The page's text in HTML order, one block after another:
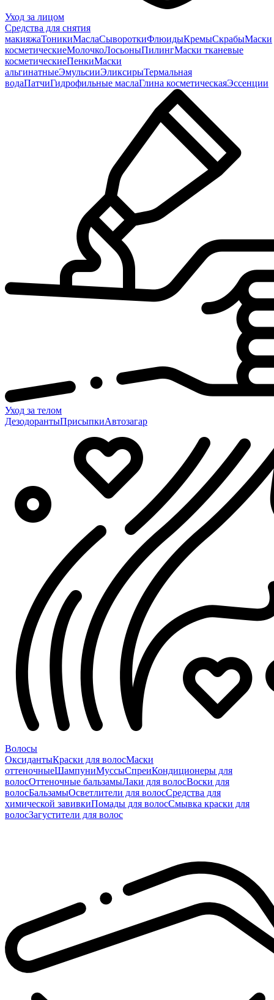
Уход за лицом
Средства для снятия
макияжаТоникиМаслаСывороткиФлюидыКремыСкрабыМаски
косметическиеМолочкоЛосьоныПилингМаски тканевые
косметическиеПенкиМаски
альгинатныеЭмульсииЭликсирыТермальная
водаПатчиГидрофильные маслаГлина косметическаяЭссенции
Уход за телом
ДезодорантыПрисыпкиАвтозагар
Волосы
ОксидантыКраски для волосМаски
оттеночныеШампуниМуссыСпреиКондиционеры для
волосОттеночные бальзамыЛаки для волосВоски для
волосБальзамыОсветлители для волосСредства для
химической завивкиПомады для волосСмывка краски для
волосЗагустители для волос